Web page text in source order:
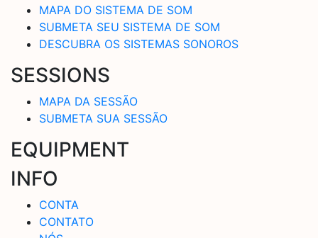
MAPA DO SISTEMA DE SOM
SUBMETA SEU SISTEMA DE SOM
DESCUBRA OS SISTEMAS SONOROS
SESSIONS
MAPA DA SESSÃO
SUBMETA SUA SESSÃO
EQUIPMENT
INFO
CONTA
CONTATO